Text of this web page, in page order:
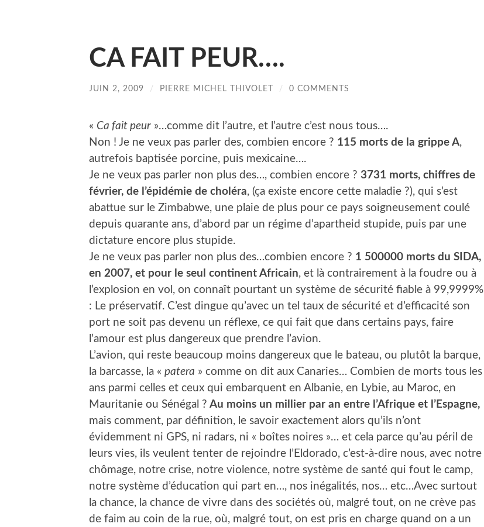
CA FAIT PEUR….
JUIN 2, 2009 / PIERRE MICHEL THIVOLET / 0 COMMENTS
« Ca fait peur »…comme dit l’autre, et l’autre c’est nous tous….
Non ! Je ne veux pas parler des, combien encore ? 115 morts de la grippe A,
autrefois baptisée porcine, puis mexicaine….
Je ne veux pas parler non plus des…, combien encore ? 3731 morts, chiffres de
février, de l’épidémie de choléra, (ça existe encore cette maladie ?), qui s’est
abattue sur le Zimbabwe, une plaie de plus pour ce pays soigneusement coulé
depuis quarante ans, d’abord par un régime d’apartheid stupide, puis par une
dictature encore plus stupide.
Je ne veux pas parler non plus des…combien encore ? 1 500000 morts du SIDA,
en 2007, et pour le seul continent Africain, et là contrairement à la foudre ou à
l’explosion en vol, on connaît pourtant un système de sécurité fiable à 99,9999%
: Le préservatif. C’est dingue qu’avec un tel taux de sécurité et d’efficacité son
port ne soit pas devenu un réflexe, ce qui fait que dans certains pays, faire
l’amour est plus dangereux que prendre l’avion.
L’avion, qui reste beaucoup moins dangereux que le bateau, ou plutôt la barque,
la barcasse, la « patera » comme on dit aux Canaries… Combien de morts tous les
ans parmi celles et ceux qui embarquent en Albanie, en Lybie, au Maroc, en
Mauritanie ou Sénégal ? Au moins un millier par an entre l’Afrique et l’Espagne,
mais comment, par définition, le savoir exactement alors qu’ils n’ont
évidemment ni GPS, ni radars, ni « boîtes noires »… et cela parce qu’au péril de
leurs vies, ils veulent tenter de rejoindre l’Eldorado, c’est-à-dire nous, avec notre
chômage, notre crise, notre violence, notre système de santé qui fout le camp,
notre système d’éducation qui part en…, nos inégalités, nos… etc…Avec surtout
la chance, la chance de vivre dans des sociétés où, malgré tout, on ne crève pas
de faim au coin de la rue, où, malgré tout, on est pris en charge quand on a un